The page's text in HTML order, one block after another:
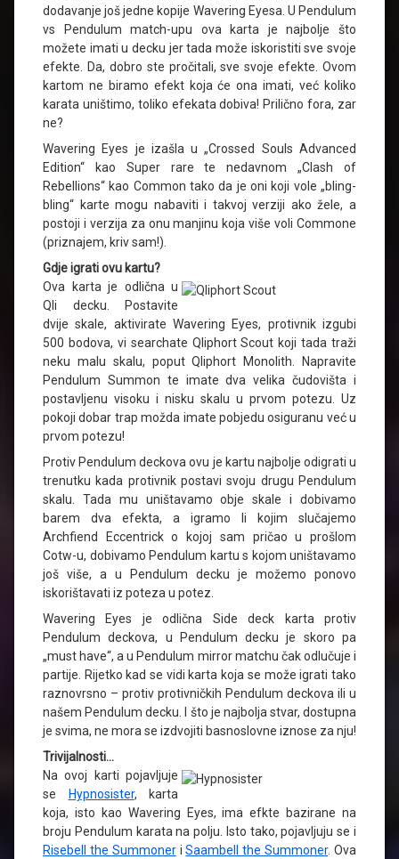
dodavanje još jedne kopije Wavering Eyesa. U Pendulum
vs Pendulum match-upu ova karta je najbolje što
možete imati u decku jer tada može iskoristiti sve svoje
efekte. Da, dobro ste pročitali, sve svoje efekte. Ovom
kartom ne biramo efekt koja će ona imati, već koliko
karata uništimo, toliko efekata dobiva! Prilično fora, zar
ne?
Wavering Eyes je izašla u „Crossed Souls Advanced
Edition“ kao Super rare te nedavnom „Clash of
Rebellions“ kao Common tako da je oni koji vole „bling-
bling“ karte mogu nabaviti i takvoj verziji ako žele, a
postoji i verzija za onu manjinu koja više voli Commone
(priznajem, kriv sam!).
Gdje igrati ovu kartu?
Ova karta je odlična u
Qli decku. Postavite
dvije skale, aktivirate Wavering Eyes, protivnik izgubi
500 bodova, vi searchate Qliphort Scout koji tada traži
neku malu skalu, poput Qliphort Monolith. Napravite
Pendulum Summon te imate dva velika čudovišta i
postavljenu visoku i nisku skalu u prvom potezu. Uz
pokoji dobar trap možda imate pobjedu osiguranu već u
prvom potezu!
Protiv Pendulum deckova ovu je kartu najbolje odigrati u
trenutku kada protivnik postavi svoju drugu Pendulum
skalu. Tada mu uništavamo obje skale i dobivamo
barem dva efekta, a igramo li kojim slučajemo
Archfiend Eccentrick o kojoj sam pričao u prošlom
Cotw-u, dobivamo Pendulum kartu s kojom uništavamo
još više, a u Pendulum decku je možemo ponovo
iskorištavati iz poteza u potez.
Wavering Eyes je odlična Side deck karta protiv
Pendulum deckova, u Pendulum decku je skoro pa
„must have“, a u Pendulum mirror matchu čak odlučuje i
partije. Rijetko kad se vidi karta koja se može igrati tako
raznovrsno – protiv protivničkih Pendulum deckova ili u
našem Pendulum decku. I što je najbolja stvar, dostupna
je svima, ne mora se izdvojiti basnoslovne iznose za nju!
Trivijalnosti…
Na ovoj karti pojavljuje
se
Hypnosister, karta
koja, isto kao Wavering Eyes, ima efkte bazirane na
broju Pendulum karata na polju. Isto tako, pojavljuju se i
Risebell the SummoneriSaambell the Summoner. Ova